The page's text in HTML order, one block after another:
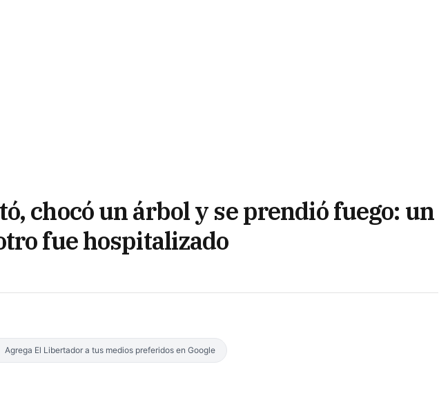
chocó un árbol y se prendió fuego: un
fue hospitalizado
Agrega El Libertador a tus medios preferidos en Google